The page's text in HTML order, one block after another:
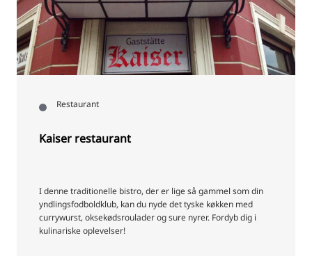
Restaurant
Kaiser restaurant
I denne traditionelle bistro, der er lige så gammel som din
yndlingsfodboldklub, kan du nyde det tyske køkken med
currywurst, oksekødsroulader og sure nyrer. Fordyb dig i
kulinariske oplevelser!